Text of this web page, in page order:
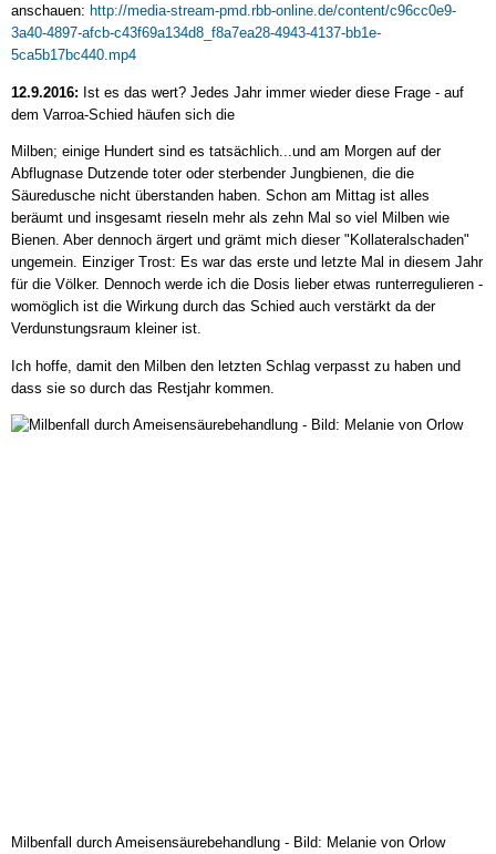
anschauen: http://media-stream-pmd.rbb-online.de/content/c96cc0e9-
3a40-4897-afcb-c43f69a134d8_f8a7ea28-4943-4137-bb1e-
5ca5b17bc440.mp4
12.9.2016: Ist es das wert? Jedes Jahr immer wieder diese Frage - auf
dem Varroa-Schied häufen sich die
Milben; einige Hundert sind es tatsächlich...und am Morgen auf der
Abflugnase Dutzende toter oder sterbender Jungbienen, die die
Säuredusche nicht überstanden haben. Schon am Mittag ist alles
beräumt und insgesamt rieseln mehr als zehn Mal so viel Milben wie
Bienen. Aber dennoch ärgert und grämt mich dieser "Kollateralschaden"
ungemein. Einziger Trost: Es war das erste und letzte Mal in diesem Jahr
für die Völker. Dennoch werde ich die Dosis lieber etwas runterregulieren -
womöglich ist die Wirkung durch das Schied auch verstärkt da der
Verdunstungsraum kleiner ist.
Ich hoffe, damit den Milben den letzten Schlag verpasst zu haben und
dass sie so durch das Restjahr kommen.
Milbenfall durch Ameisensäurebehandlung - Bild: Melanie von Orlow